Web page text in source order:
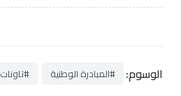
الوسوم: #المبادرة الوطنية #تاونات